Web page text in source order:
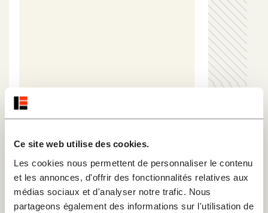
Ce site web utilise des cookies.
Les cookies nous permettent de personnaliser le contenu
et les annonces, d'offrir des fonctionnalités relatives aux
médias sociaux et d'analyser notre trafic. Nous
partageons également des informations sur l'utilisation de
Stucki Pierre-André
"Pierre-André Stucki a été professeur de
philosophie à Lausanne et Neuchâtel. Il a